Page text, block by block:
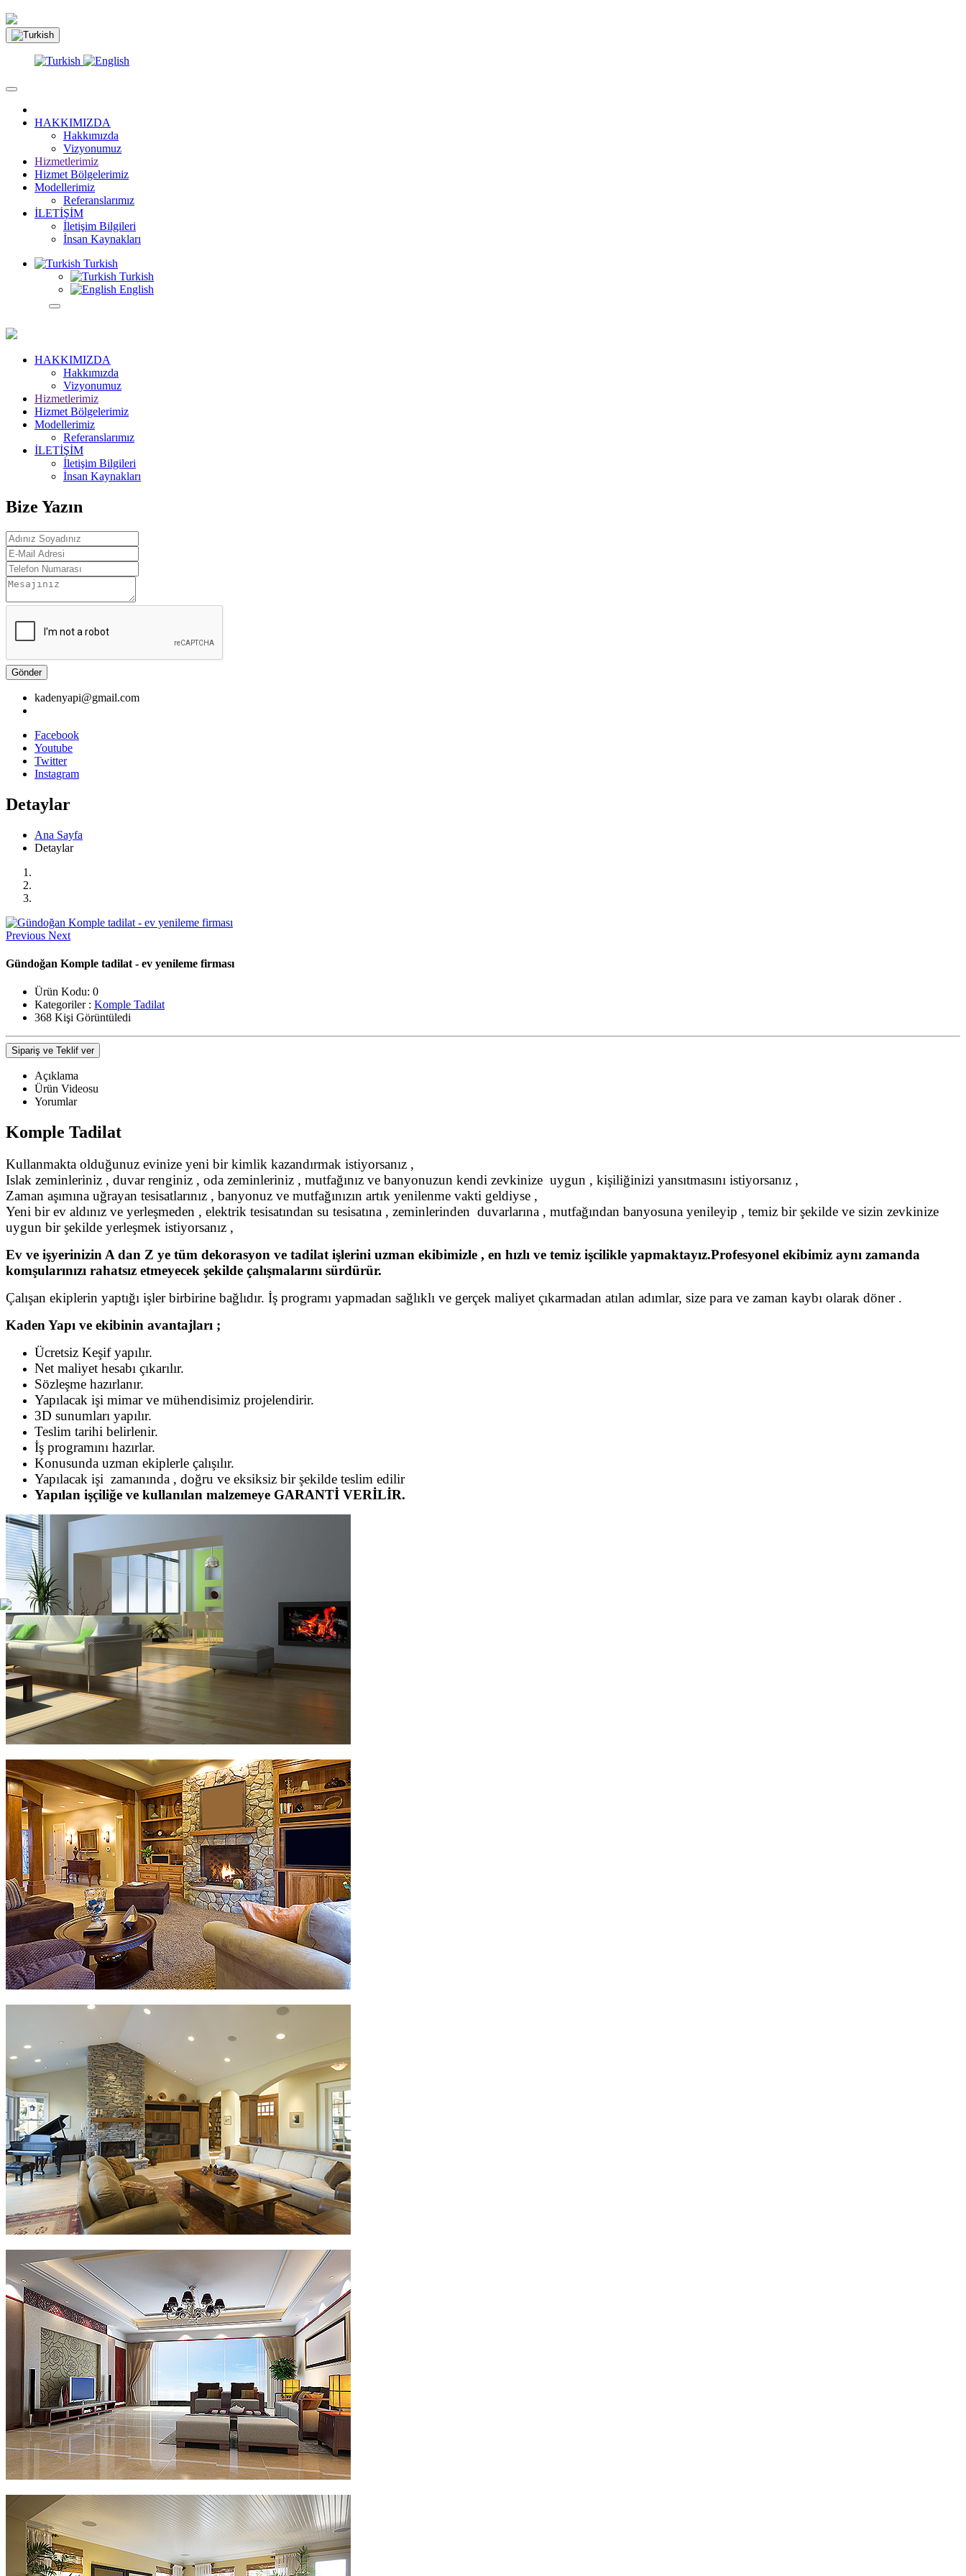
HAKKIMIZDA
Hakkımızda
Vizyonumuz
Hizmetlerimiz
Hizmet Bölgelerimiz
Modellerimiz
Referanslarımız
İLETİŞİM
İletişim Bilgileri
İnsan Kaynakları
Turkish
Turkish
English
HAKKIMIZDA
Hakkımızda
Vizyonumuz
Hizmetlerimiz
Hizmet Bölgelerimiz
Modellerimiz
Referanslarımız
İLETİŞİM
İletişim Bilgileri
İnsan Kaynakları
Bize Yazın
Gönder
kadenyapi@gmail.com
Facebook
Youtube
Twitter
Instagram
Detaylar
Ana Sayfa
Detaylar
Previous Next
Gündoğan Komple tadilat - ev yenileme firması
Ürün Kodu: 0
Kategoriler : Komple Tadilat
368 Kişi Görüntüledi
Sipariş ve Teklif ver
Açıklama
Ürün Videosu
Yorumlar
Komple Tadilat
Kullanmakta olduğunuz evinize yeni bir kimlik kazandırmak istiyorsanız ,
Islak zeminleriniz , duvar renginiz , oda zeminleriniz , mutfağınız ve banyonuzun kendi zevkinize uygun , kişiliğinizi yansıtmasını istiyorsanız ,
Zaman aşımına uğrayan tesisatlarınız , banyonuz ve mutfağınızın artık yenilenme vakti geldiyse ,
Yeni bir ev aldınız ve yerleşmeden , elektrik tesisatından su tesisatına , zeminlerinden duvarlarına , mutfağından banyosuna yenileyip , temiz bir şekilde ve sizin zevkinize
uygun bir şekilde yerleşmek istiyorsanız ,
Ev ve işyerinizin A dan Z ye tüm dekorasyon ve tadilat işlerini uzman ekibimizle , en hızlı ve temiz işcilikle yapmaktayız.Profesyonel ekibimiz aynı zamanda
komşularınızı rahatsız etmeyecek şekilde çalışmalarını sürdürür.
Çalışan ekiplerin yaptığı işler birbirine bağlıdır. İş programı yapmadan sağlıklı ve gerçek maliyet çıkarmadan atılan adımlar, size para ve zaman kaybı olarak döner .
Kaden Yapı ve ekibinin avantajları ;
Ücretsiz Keşif yapılır.
Net maliyet hesabı çıkarılır.
Sözleşme hazırlanır.
Yapılacak işi mimar ve mühendisimiz projelendirir.
3D sunumları yapılır.
Teslim tarihi belirlenir.
İş programını hazırlar.
Konusunda uzman ekiplerle çalışılır.
Yapılacak işi zamanında , doğru ve eksiksiz bir şekilde teslim edilir
Yapılan işçiliğe ve kullanılan malzemeye GARANTİ VERİLİR.